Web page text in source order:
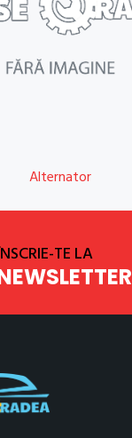
Alternator
TE LA